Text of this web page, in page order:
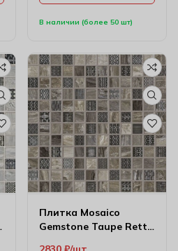
В наличии (более 50 шт)
Плитка Mosaico
Gemstone Taupe Rett